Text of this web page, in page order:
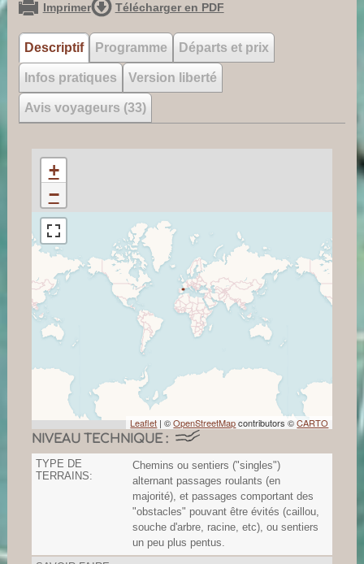
Imprimer Télécharger en PDF
Descriptif Programme Départs et prix
Infos pratiques Version liberté
Avis voyageurs (33)
+
−
Leaflet | ©OpenStreetMapcontributors ©CARTO
NIVEAU TECHNIQUE :
TYPE DE
TERRAINS:
Chemins ou sentiers ("singles")
alternant passages roulants (en
majorité), et passages comportant des
"obstacles" pouvant être évités (caillou,
souche d'arbre, racine, etc), ou sentiers
un peu plus pentus.